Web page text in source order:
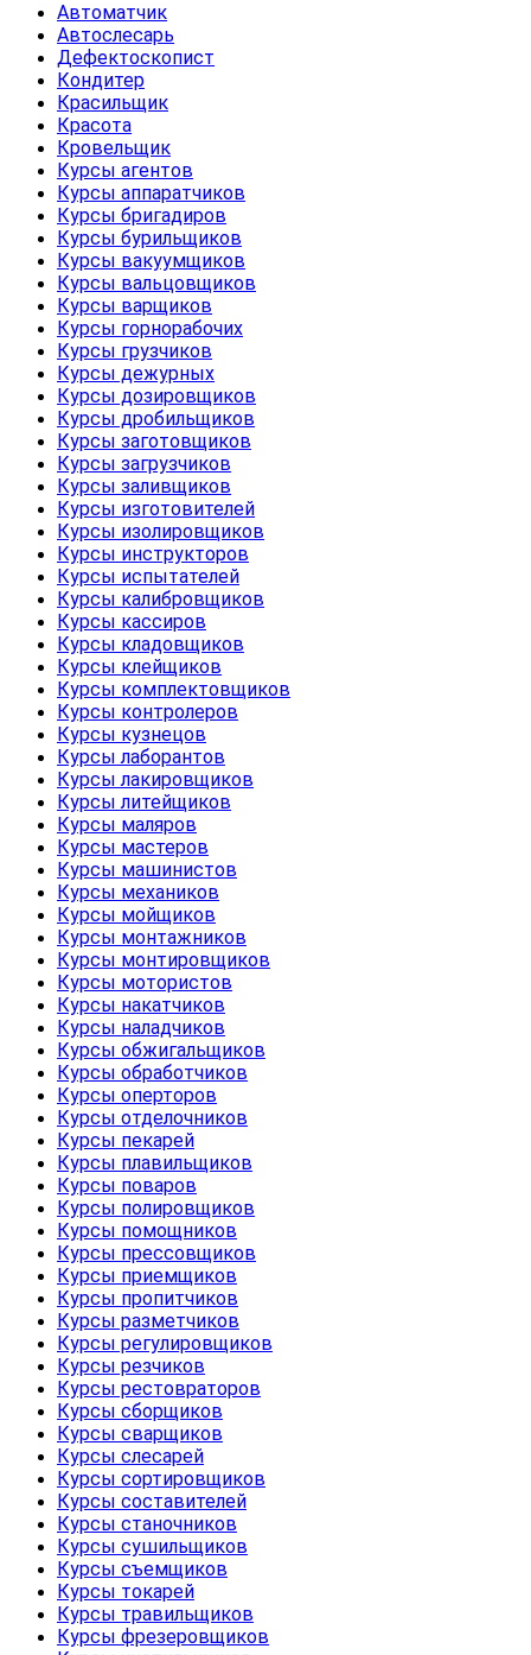
Автоматчик
Автослесарь
Дефектоскопист
Кондитер
Красильщик
Красота
Кровельщик
Курсы агентов
Курсы аппаратчиков
Курсы бригадиров
Курсы бурильщиков
Курсы вакуумщиков
Курсы вальцовщиков
Курсы варщиков
Курсы горнорабочих
Курсы грузчиков
Курсы дежурных
Курсы дозировщиков
Курсы дробильщиков
Курсы заготовщиков
Курсы загрузчиков
Курсы заливщиков
Курсы изготовителей
Курсы изолировщиков
Курсы инструкторов
Курсы испытателей
Курсы калибровщиков
Курсы кассиров
Курсы кладовщиков
Курсы клейщиков
Курсы комплектовщиков
Курсы контролеров
Курсы кузнецов
Курсы лаборантов
Курсы лакировщиков
Курсы литейщиков
Курсы маляров
Курсы мастеров
Курсы машинистов
Курсы механиков
Курсы мойщиков
Курсы монтажников
Курсы монтировщиков
Курсы мотористов
Курсы накатчиков
Курсы наладчиков
Курсы обжигальщиков
Курсы обработчиков
Курсы оперторов
Курсы отделочников
Курсы пекарей
Курсы плавильщиков
Курсы поваров
Курсы полировщиков
Курсы помощников
Курсы прессовщиков
Курсы приемщиков
Курсы пропитчиков
Курсы разметчиков
Курсы регулировщиков
Курсы резчиков
Курсы рестовраторов
Курсы сборщиков
Курсы сварщиков
Курсы слесарей
Курсы сортировщиков
Курсы составителей
Курсы станочников
Курсы сушильщиков
Курсы съемщиков
Курсы токарей
Курсы травильщиков
Курсы фрезеровщиков